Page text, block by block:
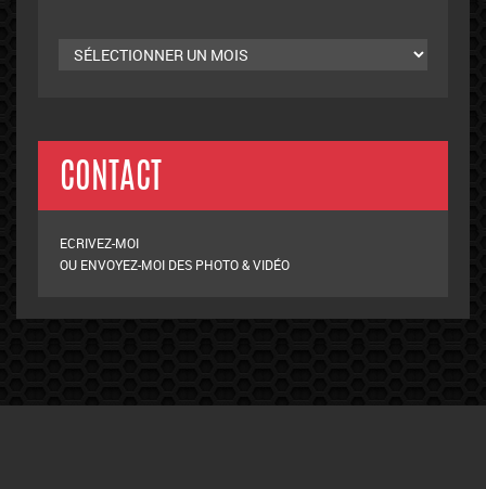
CONTACT
ECRIVEZ-MOI
OU ENVOYEZ-MOI DES PHOTO & VIDÉO